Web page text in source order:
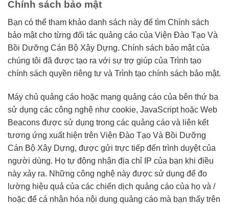
Chính sách bảo mật
Bạn có thể tham khảo danh sách này để tìm Chính sách
bảo mật cho từng đối tác quảng cáo của Viện Đào Tạo Và
Bồi Dưỡng Cán Bộ Xây Dựng. Chính sách bảo mật của
chúng tôi đã được tạo ra với sự trợ giúp của Trình tạo
chính sách quyền riêng tư và Trình tạo chính sách bảo mật.
Máy chủ quảng cáo hoặc mạng quảng cáo của bên thứ ba
sử dụng các công nghệ như cookie, JavaScript hoặc Web
Beacons được sử dụng trong các quảng cáo và liên kết
tương ứng xuất hiện trên Viện Đào Tạo Và Bồi Dưỡng
Cán Bộ Xây Dựng, được gửi trực tiếp đến trình duyệt của
người dùng. Họ tự động nhận địa chỉ IP của bạn khi điều
này xảy ra. Những công nghệ này được sử dụng để đo
lường hiệu quả của các chiến dịch quảng cáo của họ và /
hoặc để cá nhân hóa nội dung quảng cáo mà bạn thấy trên